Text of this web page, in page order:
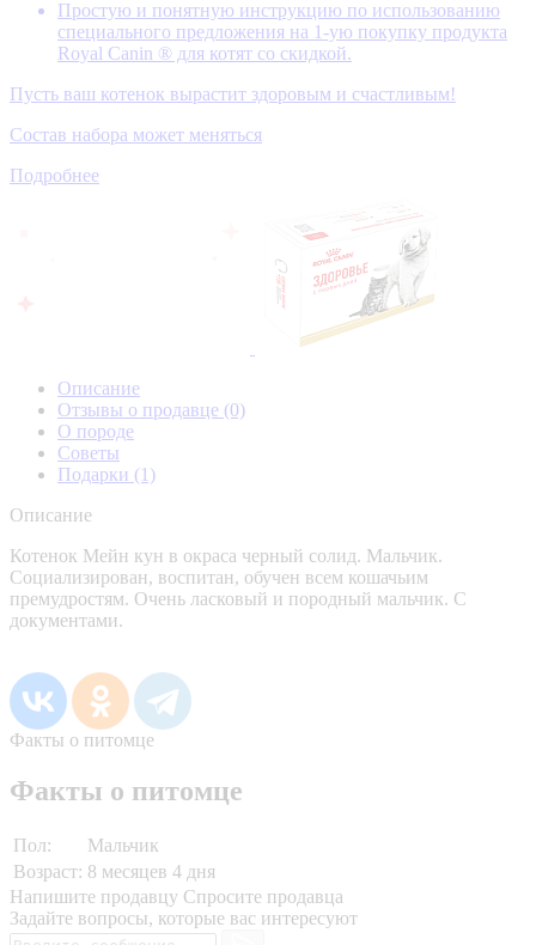
Простую и понятную инструкцию по использованию
специального предложения на 1-ую покупку продукта
Royal Canin ® для котят со скидкой.
Пусть ваш котенок вырастит здоровым и счастливым!
Состав набора может меняться
Подробнее
Описание
Отзывы о продавце (0)
О породе
Советы
Подарки (1)
Описание
Котенок Мейн кун в окраса черный солид. Мальчик.
Социализирован, воспитан, обучен всем кошачьим
премудростям. Очень ласковый и породный мальчик. С
документами.
Факты о питомце
Факты о питомце
Пол:
Мальчик
Возраст: 8 месяцев 4 дня
Напишите продавцу Спросите продавца
Задайте вопросы, которые вас интересуют